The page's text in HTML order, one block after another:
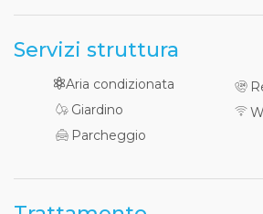
Servizi struttura
Aria condizionata
Giardino
Parcheggio